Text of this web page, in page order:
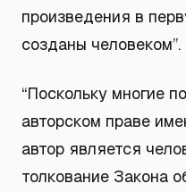
произведения в
созданы человеком”.
“Поскольку многие
авторском праве
автор является
толкование Закона